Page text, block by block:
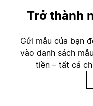
Trở thành
Gửi mẫu của bạn
vào danh sách
tiền – tất cả